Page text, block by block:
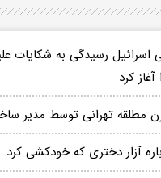
اسرائیل رسیدگی به شکایات
آغاز کرد
مطلقه تهرانی توسط مدیر
آزار دختری که خودکشی کرد